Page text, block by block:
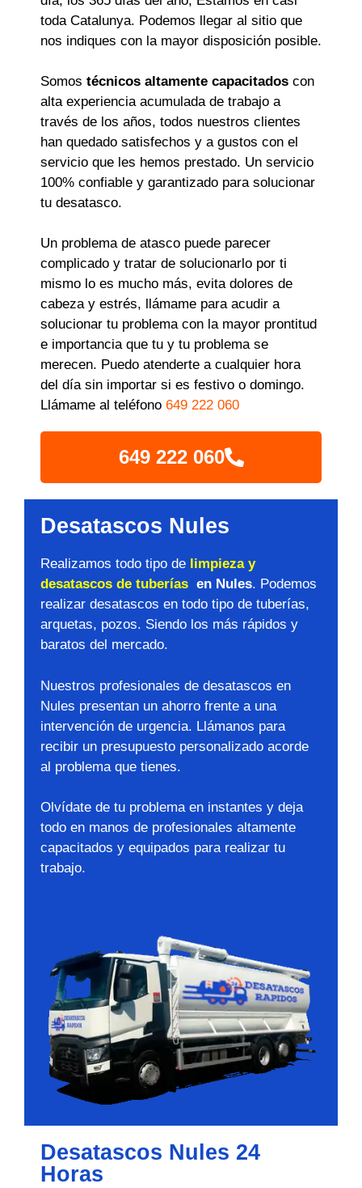
toda Catalunya. Podemos llegar al sitio que
nos indiques con la mayor disposición posible.
Somos técnicos altamente capacitados con
alta experiencia acumulada de trabajo a
través de los años, todos nuestros clientes
han quedado satisfechos y a gustos con el
servicio que les hemos prestado. Un servicio
100% confiable y garantizado para solucionar
tu desatasco.
Un problema de atasco puede parecer
complicado y tratar de solucionarlo por ti
mismo lo es mucho más, evita dolores de
cabeza y estrés, llámame para acudir a
solucionar tu problema con la mayor prontitud
e importancia que tu y tu problema se
merecen. Puedo atenderte a cualquier hora
del día sin importar si es festivo o domingo.
Llámame al teléfono 649 222 060
649 222 060
Desatascos Nules
Realizamos todo tipo de limpieza y
desatascos de tuberías en Nules. Podemos
realizar desatascos en todo tipo de tuberías,
arquetas, pozos. Siendo los más rápidos y
baratos del mercado.
Nuestros profesionales de desatascos en
Nules presentan un ahorro frente a una
intervención de urgencia. Llámanos para
recibir un presupuesto personalizado acorde
al problema que tienes.
Olvídate de tu problema en instantes y deja
todo en manos de profesionales altamente
capacitados y equipados para realizar tu
trabajo.
Desatascos Nules 24
Horas